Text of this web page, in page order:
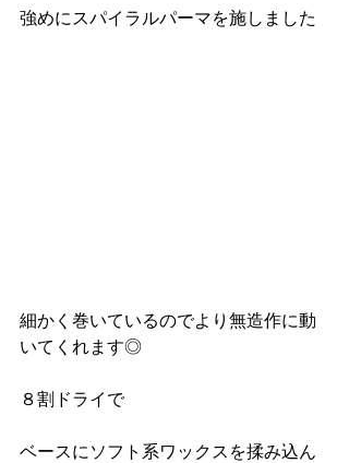
強めにスパイラルパーマを施しました
細かく巻いているのでより無造作に動
いてくれます◎
８割ドライで
ベースにソフト系ワックスを揉み込ん